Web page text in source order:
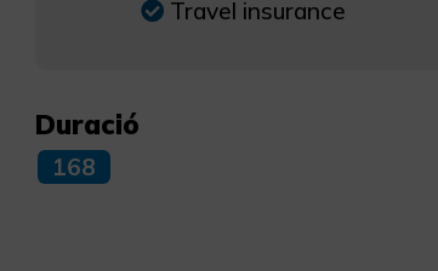
Travel insurance
Duració
168